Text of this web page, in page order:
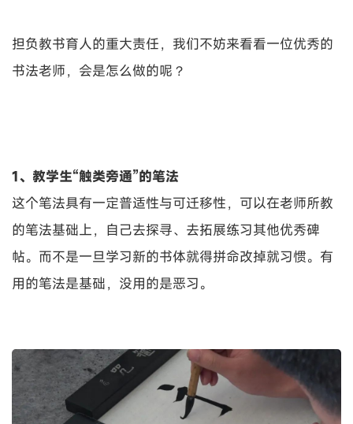
担负教书育人的重大责任，我们不妨来看看一位优秀的
书法老师，会是怎么做的呢？
1、教学生“触类旁通”的笔法
这个笔法具有一定普适性与可迁移性，可以在老师所教
的笔法基础上，自己去探寻、去拓展练习其他优秀碑
帖。而不是一旦学习新的书体就得拼命改掉就习惯。有
用的笔法是基础，没用的是恶习。